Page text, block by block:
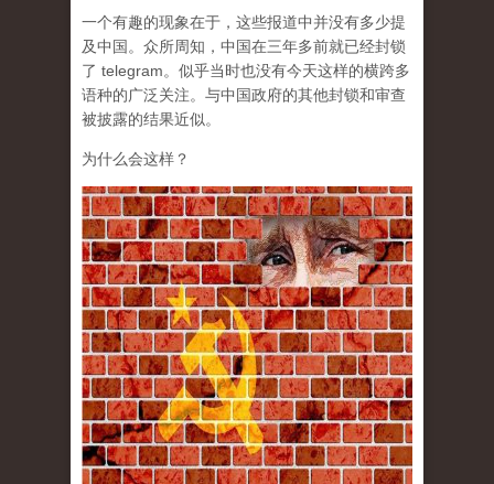
一个有趣的现象在于，这些报道中并没有多少提
及中国。众所周知，中国在三年多前就已经封锁
了 telegram。似乎当时也没有今天这样的横跨多
语种的广泛关注。与中国政府的其他封锁和审查
被披露的结果近似。
为什么会这样？